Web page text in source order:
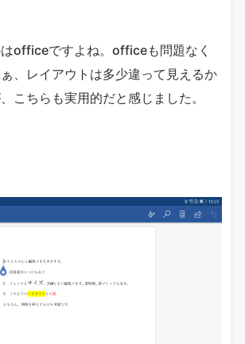
officeですよね。officeも問題なく
、レイアウトは多少違って見えるか
こちらも実用的だと感じました。